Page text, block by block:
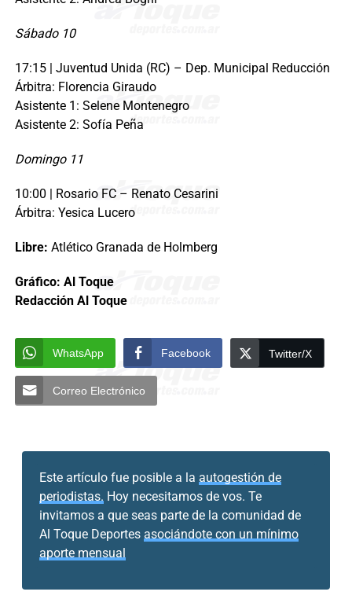
Sábado 10
17:15 | Juventud Unida (RC) – Dep. Municipal Reducción
Árbitra: Florencia Giraudo
Asistente 1: Selene Montenegro
Asistente 2: Sofía Peña
Domingo 11
10:00 | Rosario FC – Renato Cesarini
Árbitra: Yesica Lucero
Libre: Atlético Granada de Holmberg
Gráfico: Al Toque
Redacción Al Toque
WhatsApp Facebook Twitter/X
Correo Electrónico
Este artículo fue posible a la autogestión de
periodistas. Hoy necesitamos de vos. Te
invitamos a que seas parte de la comunidad de
Al Toque Deportes asociándote con un mínimo
aporte mensual